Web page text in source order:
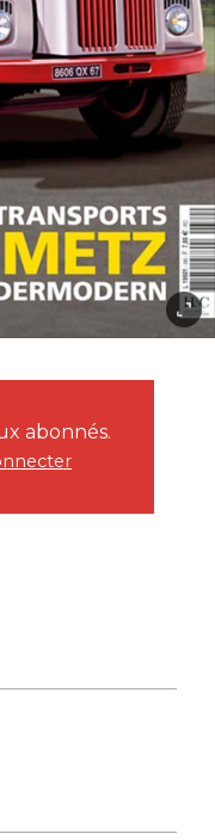
abonnés.